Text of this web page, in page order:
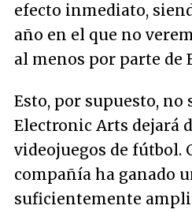
efecto inmediato,
año en el que no
al menos por parte de
Esto, por supuesto, no
Electronic Arts dejará
videojuegos de fútbol.
compañía ha ganado
suficientemente